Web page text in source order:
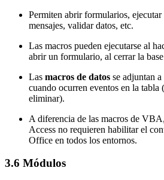
Permiten abrir formularios, ejecutar
mensajes, validar datos, etc.
Las macros pueden ejecutarse al
abrir un formulario, al cerrar la
Las macros de datos se adjuntan
cuando ocurren eventos en la tabla
eliminar).
A diferencia de las macros de
Access no requieren habilitar el
Office en todos los entornos.
3.6 Módulos